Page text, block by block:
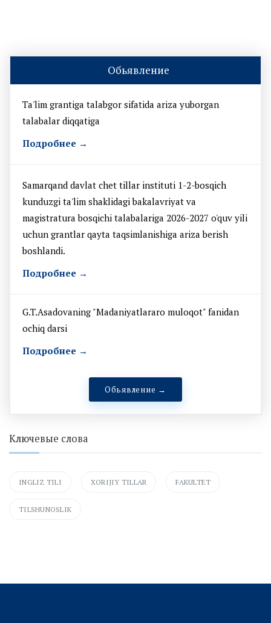
Обьявление
Ta'lim grantiga talabgor sifatida ariza yuborgan
talabalar diqqatiga
Подробнее →
Samarqand davlat chet tillar instituti 1-2-bosqich
kunduzgi ta'lim shaklidagi bakalavriyat va
magistratura bosqichi talabalariga 2026-2027 o'quv yili
uchun grantlar qayta taqsimlanishiga ariza berish
boshlandi.
Подробнее →
G.T.Asadovaning "Madaniyatlararo muloqot" fanidan
ochiq darsi
Подробнее →
Обьявление →
Ключевые слова
INGLIZ TILI XORIJIY TILLAR FAKULTET
TILSHUNOSLIK